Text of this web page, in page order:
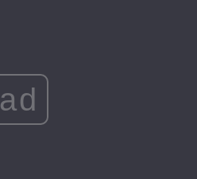
Інциденти
Туризм
ad